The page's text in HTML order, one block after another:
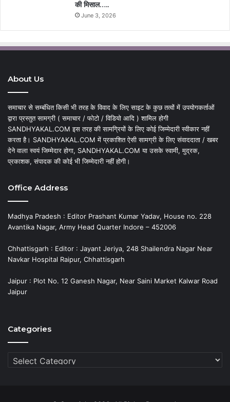
की मिसाल…..
June 3, 2026
About Us
समाचार से सम्बंधित किसी भी तरह के विवाद के लिए साइट के कुछ तत्वों में उपयोगकर्ताओं
द्वारा प्रस्तुत सामग्री ( समाचार / फोटो / विडियो आदि ) शामिल होगी
SANDHYAKAL.COM इस तरह की सामग्रियों के लिए कोई जिम्मेदारी स्वीकार नहीं
करता है। SANDHYAKAL.COM में प्रकाशित ऐसी सामग्री के लिए संवाददाता / खबर
देने वाला स्वयं जिम्मेदार होगा, SANDHYAKAL.COM या उसके स्वामी, मुद्रक,
प्रकाशक, संपादक की कोई भी जिम्मेदारी नहीं होगी।
Office Address
Madhya Pradesh : Editor Prashant Kumar Yadav, House no. 228
Avantika Nagar, Army Head Quarter Indore – 452006
Chhattisgarh : Editor : Jayant Jeriya, 248 Shailendra Nagar Near
Navkar Hospital Raipur, Chhattisgarh
Jaipur : Plot No. 12 Ganesh Nagar, Near Saini Market Kalwar Road
Jaipur
Categories
Categories